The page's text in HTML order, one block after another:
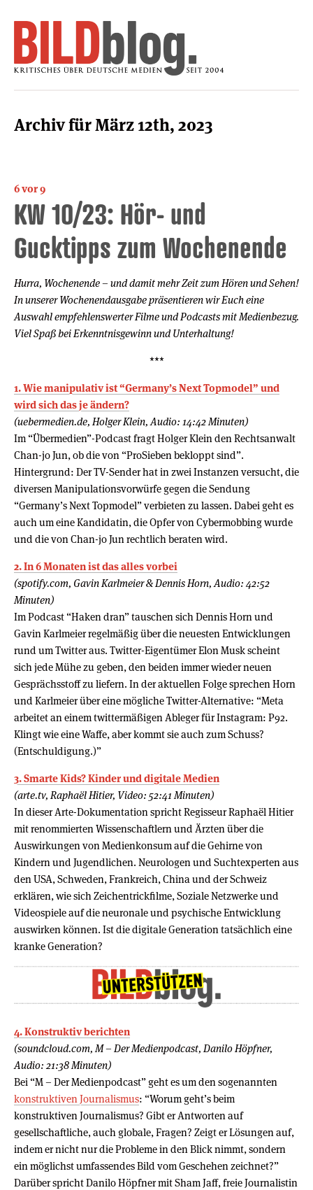
Archiv für März 12th, 2023
6 vor 9
KW 10/23: Hör- und
Gucktipps zum Wochenende
Hurra, Wochenende – und damit mehr Zeit zum Hören und Sehen!
In unserer Wochenendausgabe präsentieren wir Euch eine
Auswahl empfehlenswerter Filme und Podcasts mit Medienbezug.
Viel Spaß bei Erkenntnisgewinn und Unterhaltung!
***
1. Wie manipulativ ist “Germany’s Next Topmodel” und
wird sich das je ändern?
(uebermedien.de, Holger Klein, Audio: 14:42 Minuten)
Im “Übermedien”-Podcast fragt Holger Klein den Rechtsanwalt
Chan-jo Jun, ob die von “ProSieben bekloppt sind”.
Hintergrund: Der TV-Sender hat in zwei Instanzen versucht, die
diversen Manipulationsvorwürfe gegen die Sendung
“Germany’s Next Topmodel” verbieten zu lassen. Dabei geht es
auch um eine Kandidatin, die Opfer von Cybermobbing wurde
und die von Chan-jo Jun rechtlich beraten wird.
2. In 6 Monaten ist das alles vorbei
(spotify.com, Gavin Karlmeier & Dennis Horn, Audio: 42:52
Minuten)
Im Podcast “Haken dran” tauschen sich Dennis Horn und
Gavin Karlmeier regelmäßig über die neuesten Entwicklungen
rund um Twitter aus. Twitter-Eigentümer Elon Musk scheint
sich jede Mühe zu geben, den beiden immer wieder neuen
Gesprächsstoff zu liefern. In der aktuellen Folge sprechen Horn
und Karlmeier über eine mögliche Twitter-Alternative: “Meta
arbeitet an einem twittermäßigen Ableger für Instagram: P92.
Klingt wie eine Waffe, aber kommt sie auch zum Schuss?
(Entschuldigung.)”
3. Smarte Kids? Kinder und digitale Medien
(arte.tv, Raphaël Hitier, Video: 52:41 Minuten)
In dieser Arte-Dokumentation spricht Regisseur Raphaël Hitier
mit renommierten Wissenschaftlern und Ärzten über die
Auswirkungen von Medienkonsum auf die Gehirne von
Kindern und Jugendlichen. Neurologen und Suchtexperten aus
den USA, Schweden, Frankreich, China und der Schweiz
erklären, wie sich Zeichentrickfilme, Soziale Netzwerke und
Videospiele auf die neuronale und psychische Entwicklung
auswirken können. Ist die digitale Generation tatsächlich eine
kranke Generation?
4. Konstruktiv berichten
(soundcloud.com, M – Der Medienpodcast, Danilo Höpfner,
Audio: 21:38 Minuten)
Bei “M – Der Medienpodcast” geht es um den sogenannten
konstruktiven Journalismus: “Worum geht’s beim
konstruktiven Journalismus? Gibt er Antworten auf
gesellschaftliche, auch globale, Fragen? Zeigt er Lösungen auf,
indem er nicht nur die Probleme in den Blick nimmt, sondern
ein möglichst umfassendes Bild vom Geschehen zeichnet?”
Darüber spricht Danilo Höpfner mit Sham Jaff, freie Journalistin